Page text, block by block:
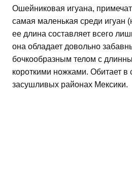
Ошейниковая игуана,
самая маленькая среди игуан
ее длина составляет всего
она обладает довольно
бочкообразным телом с
короткими ножками. Обитает в
засушливых районах Мексики.